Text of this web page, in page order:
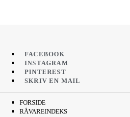
FACEBOOK
INSTAGRAM
PINTEREST
SKRIV EN MAIL
FORSIDE
RÅVAREINDEKS